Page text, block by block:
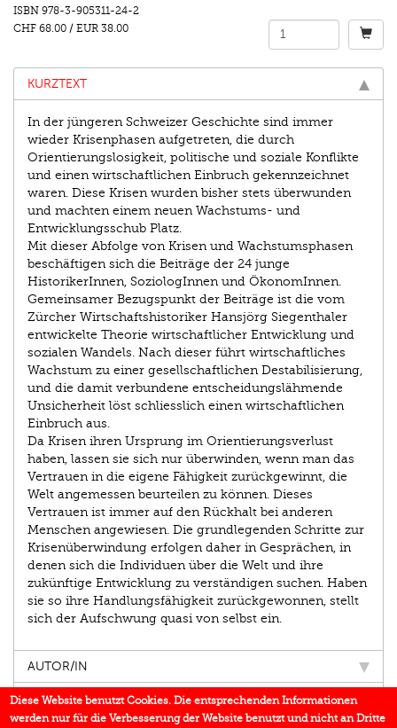
ISBN 978-3-905311-24-2
CHF 68.00 / EUR 38.00
KURZTEXT
In der jüngeren Schweizer Geschichte sind immer
wieder Krisenphasen aufgetreten, die durch
Orientierungslosigkeit, politische und soziale Konflikte
und einen wirtschaftlichen Einbruch gekennzeichnet
waren. Diese Krisen wurden bisher stets überwunden
und machten einem neuen Wachstums- und
Entwicklungsschub Platz.
Mit dieser Abfolge von Krisen und Wachstumsphasen
beschäftigen sich die Beiträge der 24 junge
HistorikerInnen, SoziologInnen und ÖkonomInnen.
Gemeinsamer Bezugspunkt der Beiträge ist die vom
Zürcher Wirtschaftshistoriker Hansjörg Siegenthaler
entwickelte Theorie wirtschaftlicher Entwicklung und
sozialen Wandels. Nach dieser führt wirtschaftliches
Wachstum zu einer gesellschaftlichen Destabilisierung,
und die damit verbundene entscheidungslähmende
Unsicherheit löst schliesslich einen wirtschaftlichen
Einbruch aus.
Da Krisen ihren Ursprung im Orientierungsverlust
haben, lassen sie sich nur überwinden, wenn man das
Vertrauen in die eigene Fähigkeit zurückgewinnt, die
Welt angemessen beurteilen zu können. Dieses
Vertrauen ist immer auf den Rückhalt bei anderen
Menschen angewiesen. Die grundlegenden Schritte zur
Krisenüberwindung erfolgen daher in Gesprächen, in
denen sich die Individuen über die Welt und ihre
zukünftige Entwicklung zu verständigen suchen. Haben
sie so ihre Handlungsfähigkeit zurückgewonnen, stellt
sich der Aufschwung quasi von selbst ein.
AUTOR/IN
EINBLICK
Diese Website benutzt Cookies. Die entsprechenden Informationen
werden nur für die Verbesserung der Website benutzt und nicht an Dritte